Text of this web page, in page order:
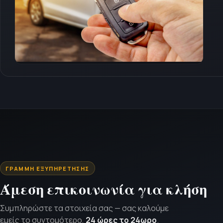
ΓΡΑΜΜΉ ΕΞΥΠΗΡΈΤΗΣΗΣ
Άμεση επικοινωνία για κλήση
Συμπληρώστε τα στοιχεία σας — σας καλούμε
εμείς το συντομότερο, 24 ώρες το 24ωρο.